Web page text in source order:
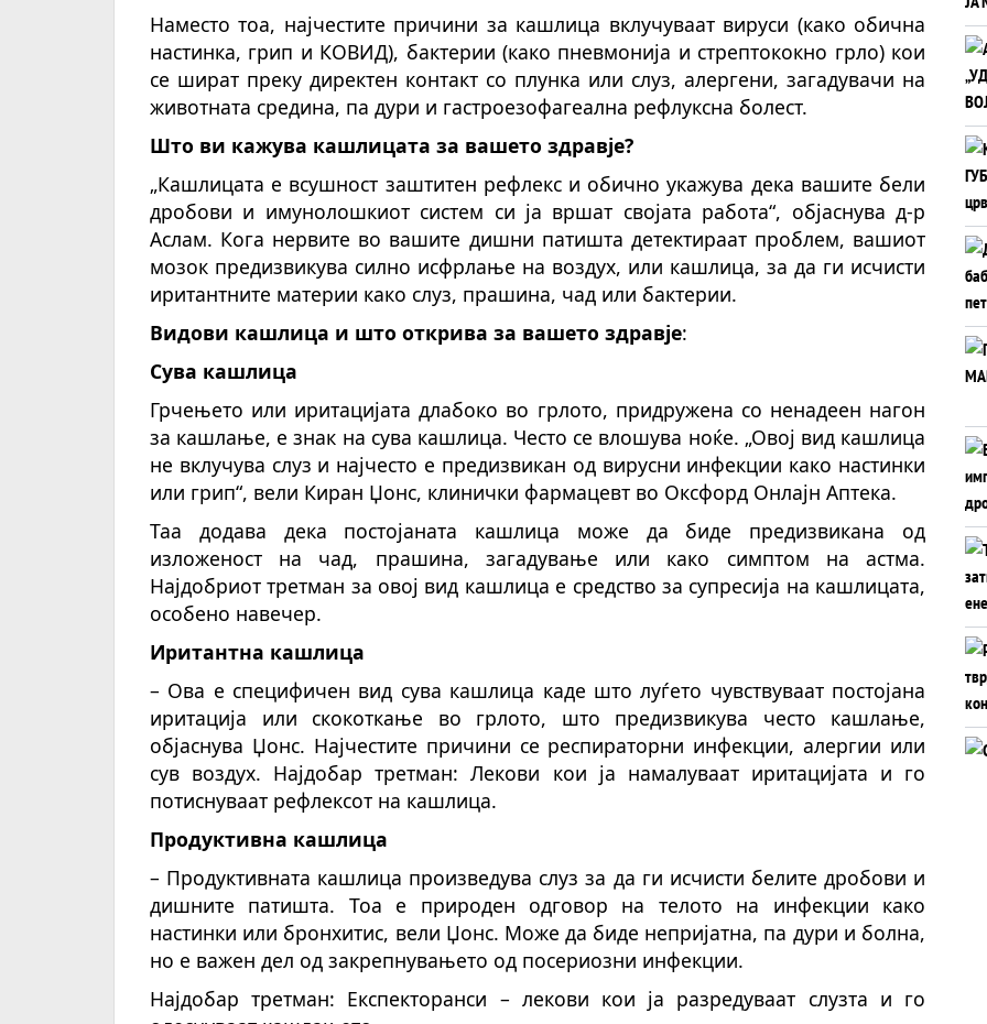
Наместо тоа, најчестите причини за кашлица вклучуваат вируси (како обична
настинка, грип и КОВИД), бактерии (како пневмонија и стрептококно грло) кои
се шират преку директен контакт со плунка или слуз, алергени, загадувачи на
животната средина, па дури и гастроезофагеална рефлуксна болест.
Што ви кажува кашлицата за вашето здравје?
„Кашлицата е всушност заштитен рефлекс и обично укажува дека вашите бели
дробови и имунолошкиот систем си ја вршат својата работа“, објаснува д-р
Аслам. Кога нервите во вашите дишни патишта детектираат проблем, вашиот
мозок предизвикува силно исфрлање на воздух, или кашлица, за да ги исчисти
иритантните материи како слуз, прашина, чад или бактерии.
Видови кашлица и што открива за вашето здравје:
Сува кашлица
Грчењето или иритацијата длабоко во грлото, придружена со ненадеен нагон
за кашлање, е знак на сува кашлица. Често се влошува ноќе. „Овој вид кашлица
не вклучува слуз и најчесто е предизвикан од вирусни инфекции како настинки
или грип“, вели Киран Џонс, клинички фармацевт во Оксфорд Онлајн Аптека.
Таа додава дека постојаната кашлица може да биде предизвикана од
изложеност на чад, прашина, загадување или како симптом на астма.
Најдобриот третман за овој вид кашлица е средство за супресија на кашлицата,
особено навечер.
Иритантна кашлица
– Ова е специфичен вид сува кашлица каде што луѓето чувствуваат постојана
иритација или скокоткање во грлото, што предизвикува често кашлање,
објаснува Џонс. Најчестите причини се респираторни инфекции, алергии или
сув воздух. Најдобар третман: Лекови кои ја намалуваат иритацијата и го
потиснуваат рефлексот на кашлица.
Продуктивна кашлица
– Продуктивната кашлица произведува слуз за да ги исчисти белите дробови и
дишните патишта. Тоа е природен одговор на телото на инфекции како
настинки или бронхитис, вели Џонс. Може да биде непријатна, па дури и болна,
но е важен дел од закрепнувањето од посериозни инфекции.
Најдобар третман: Експекторанси – лекови кои ја разредуваат слузта и го